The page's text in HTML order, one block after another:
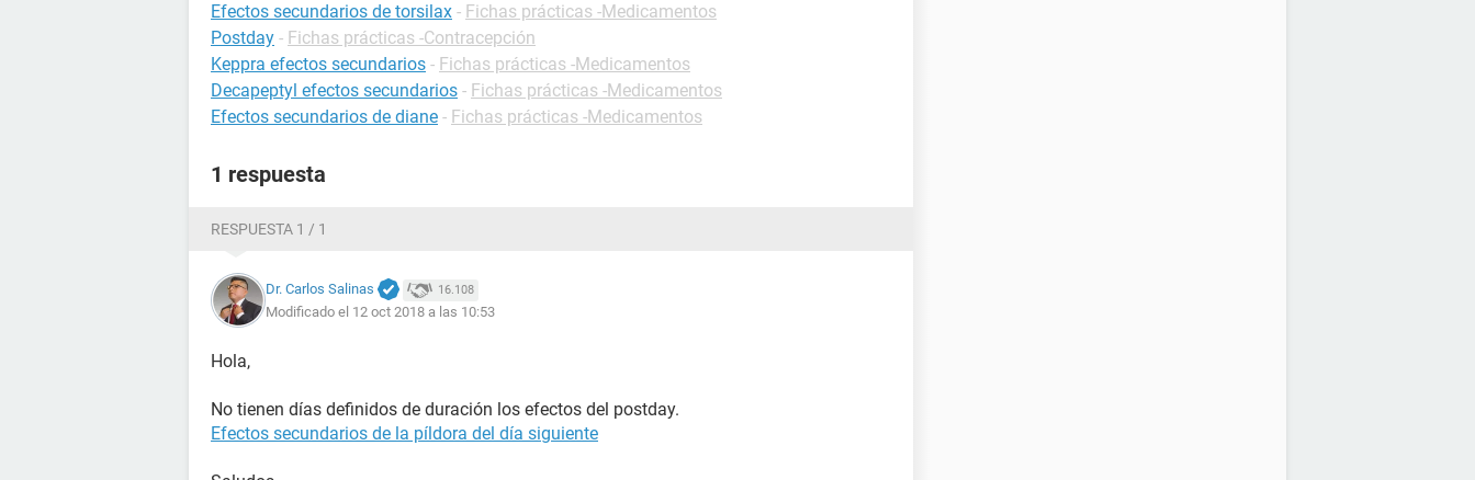
Efectos secundarios de torsilax - Fichas prácticas -Medicamentos
Postday - Fichas prácticas -Contracepción
Keppra efectos secundarios - Fichas prácticas -Medicamentos
Decapeptyl efectos secundarios - Fichas prácticas -Medicamentos
Efectos secundarios de diane - Fichas prácticas -Medicamentos
1 respuesta
RESPUESTA 1 / 1
Dr. Carlos Salinas 16.108
Modificado el 12 oct 2018 a las 10:53
Hola,
No tienen días definidos de duración los efectos del postday.
Efectos secundarios de la píldora del día siguiente